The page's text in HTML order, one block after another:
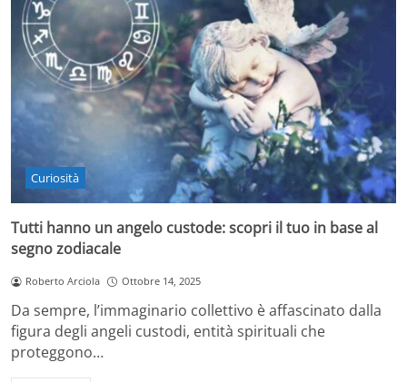
Curiosità
Tutti hanno un angelo custode: scopri il tuo in base al
segno zodiacale
Roberto Arciola Ottobre 14, 2025
Da sempre, l’immaginario collettivo è affascinato dalla
figura degli angeli custodi, entità spirituali che
proteggono…